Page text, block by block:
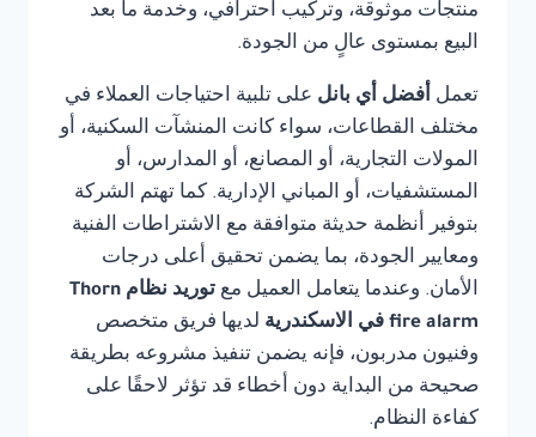
منتجات موثوقة، وتركيب احترافي، وخدمة ما بعد
البيع بمستوى عالٍ من الجودة.
تعمل أفضل أي بانل على تلبية احتياجات العملاء في
مختلف القطاعات، سواء كانت المنشآت السكنية، أو
المولات التجارية، أو المصانع، أو المدارس، أو
المستشفيات، أو المباني الإدارية. كما تهتم الشركة
بتوفير أنظمة حديثة متوافقة مع الاشتراطات الفنية
ومعايير الجودة، بما يضمن تحقيق أعلى درجات
الأمان. وعندما يتعامل العميل مع
توريد نظام Thorn
fire alarm في الاسكندرية
لديها فريق متخصص
وفنيون مدربون، فإنه يضمن تنفيذ مشروعه بطريقة
صحيحة من البداية دون أخطاء قد تؤثر لاحقًا على
كفاءة النظام.